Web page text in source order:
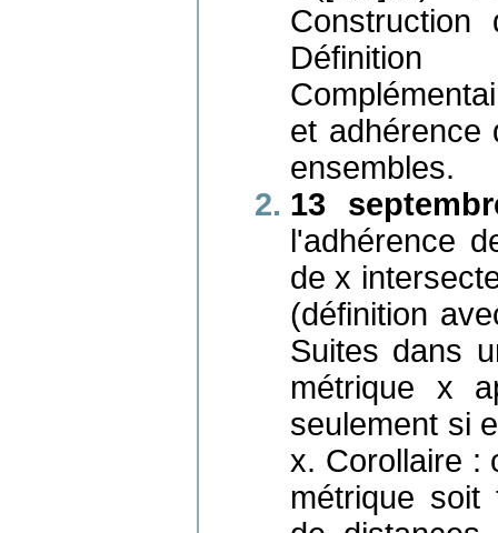
Définition
et adhérence
ensembles.
13
l'adhérence
de x
(définition
Suites dans
métrique x
seulement si
x. Corollaire :
métrique soit